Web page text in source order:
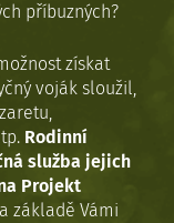
příbuzných?
získat
voják sloužil,
Rodinní
služba jejich
Projekt
základě Vámi